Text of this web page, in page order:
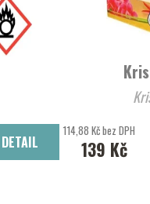
DETAIL
114,88 Kč bez DPH
139 Kč